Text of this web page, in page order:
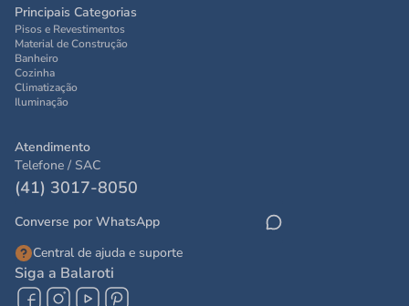
Principais Categorias
Pisos e Revestimentos
Material de Construção
Banheiro
Cozinha
Climatização
Iluminação
Atendimento
Telefone / SAC
(41) 3017-8050
Converse por WhatsApp
Central de ajuda e suporte
Siga a Balaroti